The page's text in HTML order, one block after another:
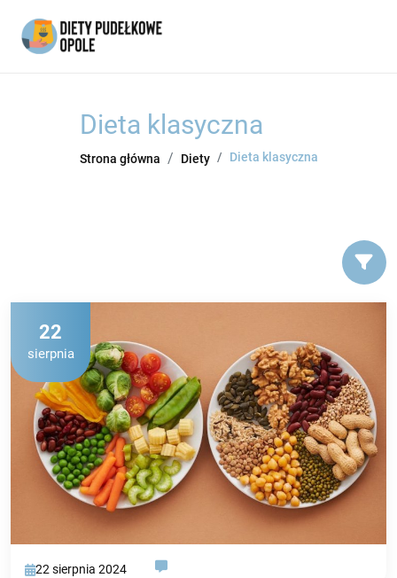
Dieta klasyczna
Strona główna Diety Dieta klasyczna
22 sierpnia 2024
22
sierpnia